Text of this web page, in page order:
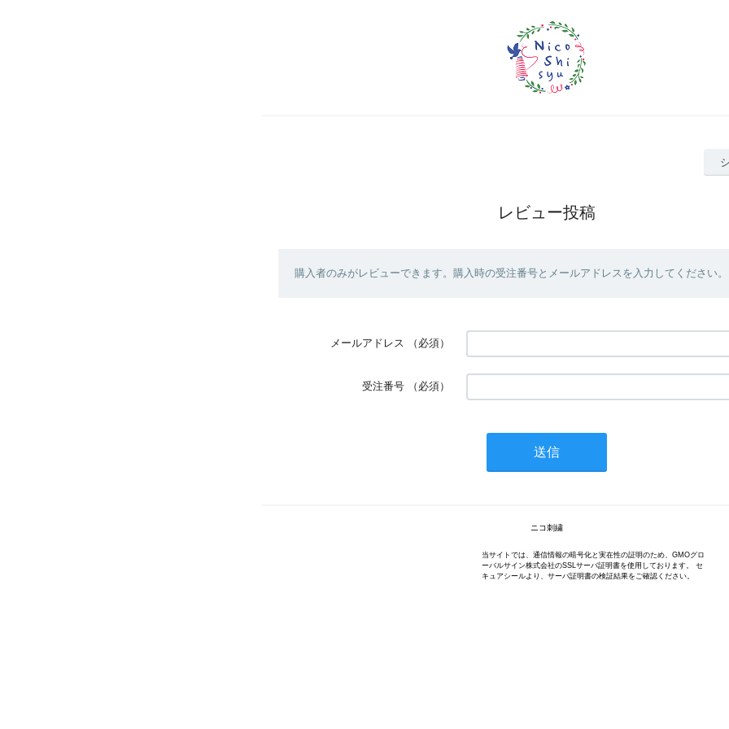
レビュー投稿
購入者のみがレビューできます。購入時の受注番号とメールアドレスを入力してください。
メールアドレス （必須）
受注番号 （必須）
ニコ刺繍
当サイトでは、通信情報の暗号化と実在性の証明のため、GMOグロ
ーバルサイン株式会社のSSLサーバ証明書を使用しております。 セ
キュアシールより、サーバ証明書の検証結果をご確認ください。